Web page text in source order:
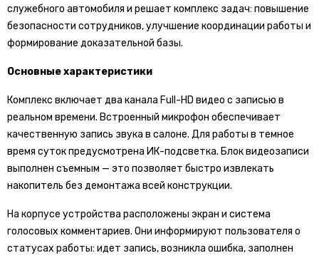
служебного автомобиля и решает комплекс задач: повышение
безопасности сотрудников, улучшение координации работы и
формирование доказательной базы.
Основные характеристики
Комплекс включает два канала Full-HD видео с записью в
реальном времени. Встроенный микрофон обеспечивает
качественную запись звука в салоне. Для работы в темное
время суток предусмотрена ИК-подсветка. Блок видеозаписи
выполнен съемным — это позволяет быстро извлекать
накопитель без демонтажа всей конструкции.
На корпусе устройства расположены экран и система
голосовых комментариев. Они информируют пользователя о
статусах работы: идет запись, возникла ошибка, заполнен